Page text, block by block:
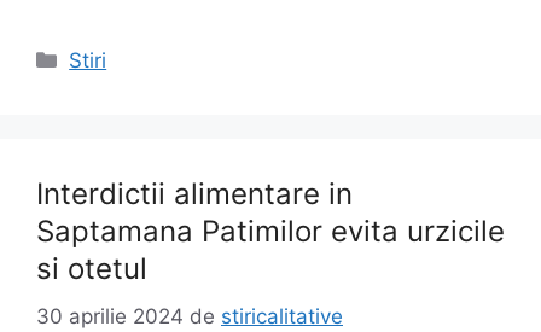
Categorii
Stiri
Interdictii alimentare in
Saptamana Patimilor evita urzicile
si otetul
30 aprilie 2024 de stiricalitative